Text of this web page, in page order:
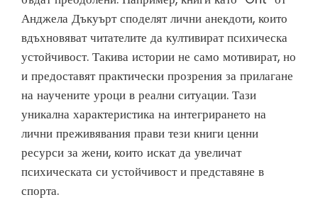
Анджела Дъкуърт споделят лични анекдоти, които
вдъхновяват читателите да култивират психическа
устойчивост. Такива истории не само мотивират, но
и предоставят практически прозрения за прилагане
на научените уроци в реални ситуации. Тази
уникална характеристика на интегрирането на
лични преживявания прави тези книги ценни
ресурси за жени, които искат да увеличат
психическата си устойчивост и представяне в
спорта.